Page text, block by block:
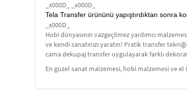
_x000D_ _x000D_
Tela Transfer ürününü yapıştırdıktan sonra
_x000D_
Hobi dünyasının vazgeçilmez yardımcı
ve kendi sanatınızı yaratın! Pratik transfer
cama dekupaj transfer uygulayarak farklı
En güzel sanat malzemesi, hobi malzemesi ve